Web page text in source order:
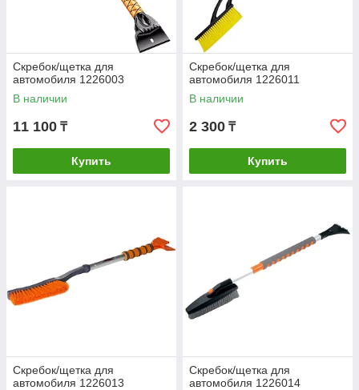
Cкребок/щетка для
автомобиля 1226003
В наличии
11 100 ₸
Купить
Cкребок/щетка для
автомобиля 1226011
В наличии
2 300 ₸
Купить
Cкребок/щетка для
автомобиля 1226013
Cкребок/щетка для
автомобиля 1226014